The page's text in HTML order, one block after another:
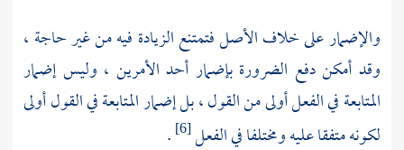
والإضمار على خلاف الأصل فتمتنع الزيادة فيه من غير حاجة ،
وقد أمكن دفع الضرورة بإضمار أحد الأمرين ، وليس إضمار
المتابعة في الفعل أولى من القول ، بل إضمار المتابعة في القول أولى
لكونه متفقا عليه ومختلفا في الفعل[6]
.